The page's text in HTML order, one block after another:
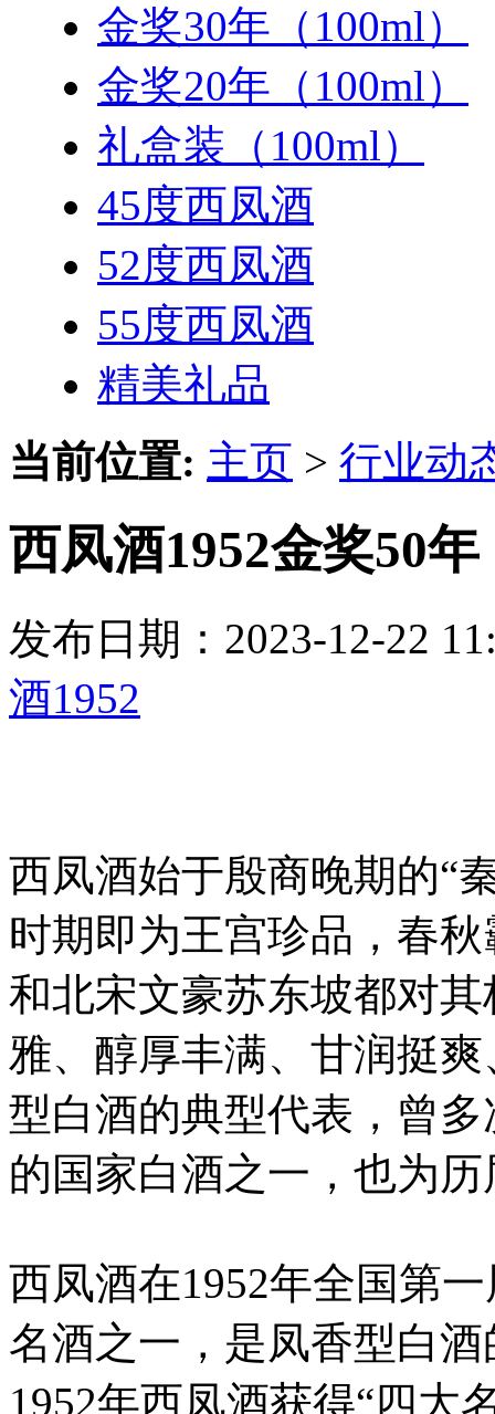
金奖30年（100ml）
金奖20年（100ml）
礼盒装（100ml）
45度西凤酒
52度西凤酒
55度西凤酒
精美礼品
当前位置: 主页 > 行业动
西凤酒1952金奖50
发布日期：2023-12-22
酒1952
西凤酒始于殷商晚期的“
时期即为王宫珍品，春
和北宋文豪苏东坡都对
雅、醇厚丰满、甘润挺
型白酒的典型代表，曾
的国家白酒之一，也为
西凤酒在1952年全国第
名酒之一，是凤香型白
1952年西凤酒获得“四大